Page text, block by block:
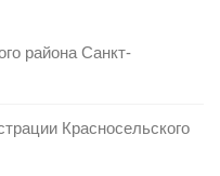
района Санкт-
Красносельского